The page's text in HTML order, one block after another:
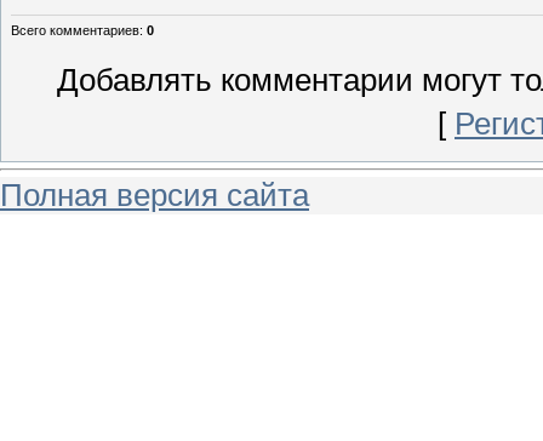
Всего комментариев: 0
Добавлять комментарии могут
[
Полная версия сайта